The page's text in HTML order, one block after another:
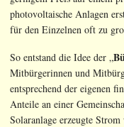
photovoltaische Anlagen
für den Einzelnen oft zu
So entstand die Idee der „
Mitbürgerinnen und
entsprechend der eigenen
Anteile an einer
Solaranlage erzeugte